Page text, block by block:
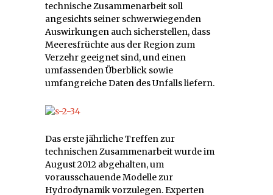
technische Zusammenarbeit soll
angesichts seiner schwerwiegenden
Auswirkungen auch sicherstellen, dass
Meeresfrüchte aus der Region zum
Verzehr geeignet sind, und einen
umfassenden Überblick sowie
umfangreiche Daten des Unfalls liefern.
Das erste jährliche Treffen zur
technischen Zusammenarbeit wurde im
August 2012 abgehalten, um
vorausschauende Modelle zur
Hydrodynamik vorzulegen. Experten